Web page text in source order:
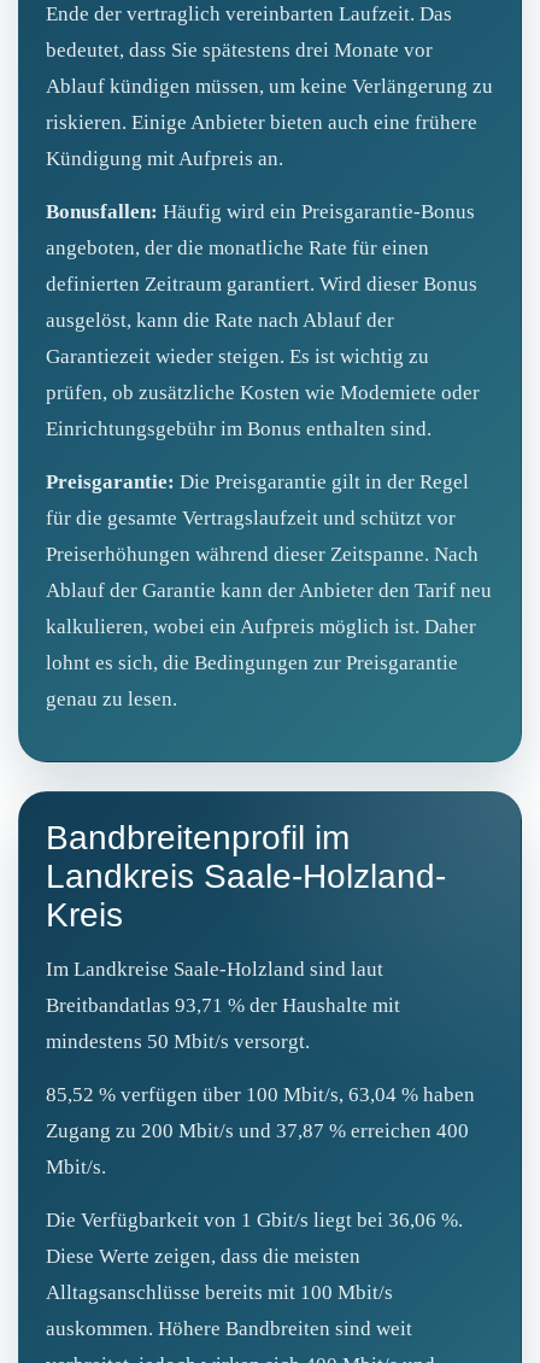
Ende der vertraglich vereinbarten Laufzeit. Das
bedeutet, dass Sie spätestens drei Monate vor
Ablauf kündigen müssen, um keine Verlängerung zu
riskieren. Einige Anbieter bieten auch eine frühere
Kündigung mit Aufpreis an.
Bonusfallen: Häufig wird ein Preisgarantie-Bonus
angeboten, der die monatliche Rate für einen
definierten Zeitraum garantiert. Wird dieser Bonus
ausgelöst, kann die Rate nach Ablauf der
Garantiezeit wieder steigen. Es ist wichtig zu
prüfen, ob zusätzliche Kosten wie Modemiete oder
Einrichtungsgebühr im Bonus enthalten sind.
Preisgarantie: Die Preisgarantie gilt in der Regel
für die gesamte Vertragslaufzeit und schützt vor
Preiserhöhungen während dieser Zeitspanne. Nach
Ablauf der Garantie kann der Anbieter den Tarif neu
kalkulieren, wobei ein Aufpreis möglich ist. Daher
lohnt es sich, die Bedingungen zur Preisgarantie
genau zu lesen.
Bandbreitenprofil im
Landkreis Saale-Holzland-
Kreis
Im Landkreise Saale-Holzland sind laut
Breitbandatlas 93,71 % der Haushalte mit
mindestens 50 Mbit/s versorgt.
85,52 % verfügen über 100 Mbit/s, 63,04 % haben
Zugang zu 200 Mbit/s und 37,87 % erreichen 400
Mbit/s.
Die Verfügbarkeit von 1 Gbit/s liegt bei 36,06 %.
Diese Werte zeigen, dass die meisten
Alltagsanschlüsse bereits mit 100 Mbit/s
auskommen. Höhere Bandbreiten sind weit